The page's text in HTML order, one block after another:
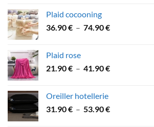
à
Plaid cocooning
36.90€ – 74.90€Plage
à
Plaid rose
21.90€ – 41.90€Plage
à
Oreiller hotellerie
31.90€ – 53.90€Plage